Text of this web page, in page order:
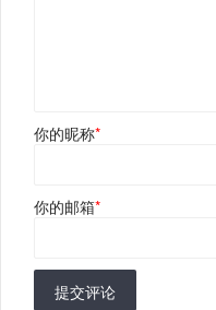
你的昵称*
你的邮箱*
提交评论